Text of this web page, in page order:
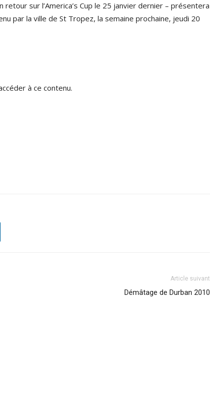
sur l’America’s Cup le 25 janvier dernier – présentera
par la ville de St Tropez, la semaine prochaine, jeudi 20
à ce contenu.
Article suivant
Démâtage de Durban 2010